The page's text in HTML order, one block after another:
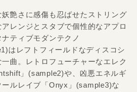
艶さに感傷も忍ばせたストリング
レンジとスタブで個性的なアプロ
ティブモダンテクノ
はレフトフィールドなディスコシ
曲。レトロフューチャーなエレク
」(sample2)や、凶悪エネルギ
ールレイブ「Onyx」(sample3)な